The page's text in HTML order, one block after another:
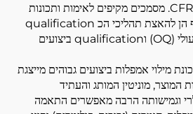
חזקה בתקנות 21 CFR Part 11. מסמכים מקיפים לאימות ותכונות
עיצוב משופרות תורמות אף הן להאצת תהליכי הכ qualification
(IQ), qualification תפעולי (OQ) וqualification ביצועים
מילוי אמפלות ביצועים גבוהים מייצגת
מוניטין המותג והעתיד
וגמישותה הרבה מאפשרים התאמה